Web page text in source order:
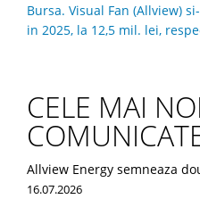
Bursa. Visual Fan (Allview)
in 2025, la 12,5 mil. lei,
CELE MAI NOI
Allview Energy semneaza
16.07.2026